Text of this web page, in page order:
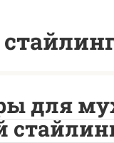
для